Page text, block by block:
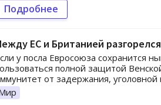
Подробнее
ЕС и Британией
у посла Евросоюза сохранится
полной защитой
от задержания,